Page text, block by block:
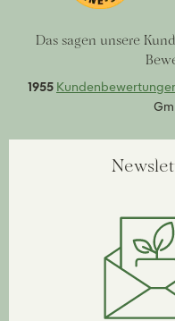
Das sagen unsere
1955